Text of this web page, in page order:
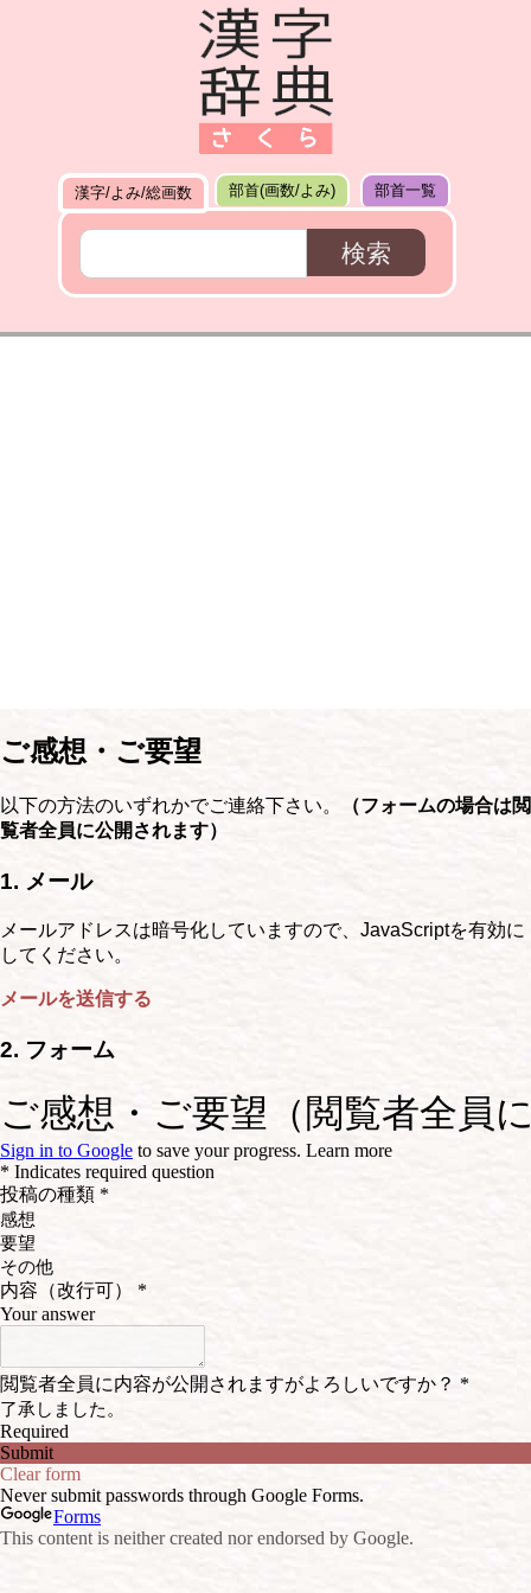
漢字/よみ/総画数 部首(画数/よみ) 部首一覧
ご感想・ご要望
以下の方法のいずれかでご連絡下さい。
（フォームの場合は閲
覧者全員に公開されます）
1. メール
メールアドレスは暗号化していますので、JavaScriptを有効に
してください。
メールを送信する
2. フォーム